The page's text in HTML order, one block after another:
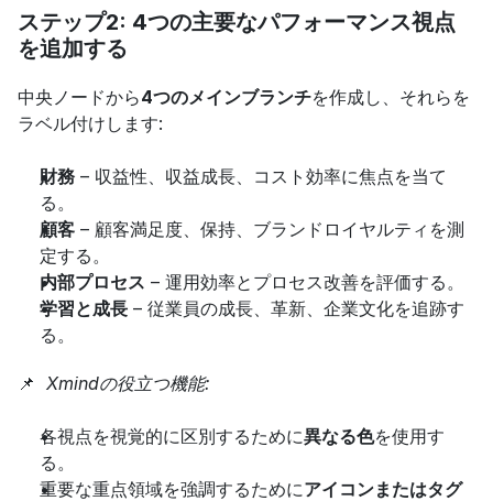
ステップ2: 4つの主要なパフォーマンス視点
を追加する
中央ノードから4つのメインブランチを作成し、それらを
ラベル付けします:
財務 – 収益性、収益成長、コスト効率に焦点を当て
る。
顧客 – 顧客満足度、保持、ブランドロイヤルティを測
定する。
内部プロセス – 運用効率とプロセス改善を評価する。
学習と成長 – 従業員の成長、革新、企業文化を追跡す
る。
📌 Xmindの役立つ機能:
各視点を視覚的に区別するために異なる色を使用す
る。
重要な重点領域を強調するためにアイコンまたはタグ